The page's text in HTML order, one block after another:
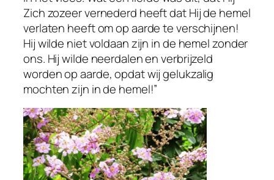
Zich zozeer vernederd heeft dat Hij de hemel
verlaten heeft om op aarde te verschijnen!
Hij wilde niet voldaan zijn in de hemel zonder
ons. Hij wilde neerdalen en verbrijzeld
worden op aarde, opdat wij gelukzalig
mochten zijn in de hemel!”